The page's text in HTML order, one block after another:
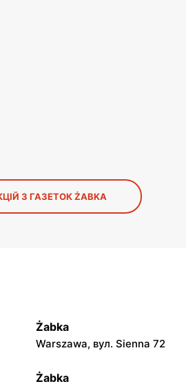
З ГАЗЕТОК ŻABKA
Żabka
Warszawa, вул. Sienna 72
Żabka